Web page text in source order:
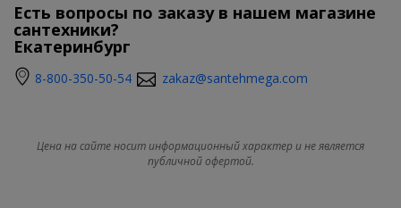
Есть вопросы по заказу в нашем магазине
сантехники?
Екатеринбург
8-800-350-50-54 zakaz@santehmega.com
Цена на сайте носит информационный характер и не является
публичной офертой.